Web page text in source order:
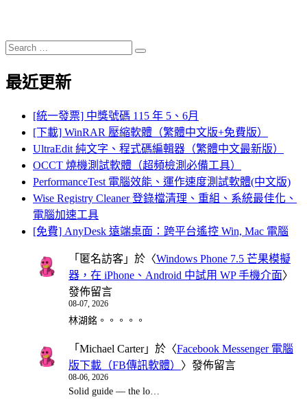
Search
for:
Search
最近更新
[統一發票] 中獎號碼 115 年 5、6月
[下載] WinRAR 壓縮軟體（繁體中文版+免費版）
UltraEdit 純文字、程式碼編輯器（繁體中文最新版）
OCCT 燒機測試軟體（超頻檢測必備工具）
PerformanceTest 電腦效能、運作速度測試軟體(中文版)
Wise Registry Cleaner 登錄檔清理、重組、系統最佳化、
電腦加速工具
[免費] AnyDesk 遠端桌面：跨平台遙控 Win, Mac 電腦
「 匿名訪客 」於〈Windows Phone 7.5 芒果模擬
器，在 iPhone、Android 中試用 WP 手機介面〉
發佈留言
08-07, 2026
林湖銘。。。。。
「 Michael Carter」於〈Facebook Messenger 電腦
版下載（FB傳訊軟體） 〉發佈留言
08-06, 2026
Solid guide — the lo…